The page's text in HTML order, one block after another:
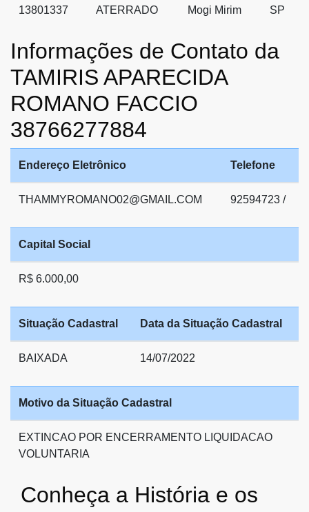
13801337 ATERRADO Mogi Mirim SP
Informações de Contato da
TAMIRIS APARECIDA
ROMANO FACCIO
38766277884
Endereço Eletrônico Telefone
THAMMYROMANO02@GMAIL.COM 92594723 /
Capital Social
R$ 6.000,00
Situação Cadastral Data da Situação Cadastral
BAIXADA 14/07/2022
Motivo da Situação Cadastral
EXTINCAO POR ENCERRAMENTO LIQUIDACAO
VOLUNTARIA
Conheça a História e os